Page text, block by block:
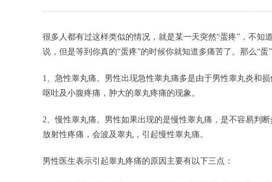
很多人都有过这样类似的情况，就是某一天突然“蛋疼”，不
说，但是等到你真的“蛋疼”的时候你就知道多痛苦了。那么“
1、急性睾丸痛。男性出现急性睾丸痛多是由于男性睾丸炎和
呕吐及小腹疼痛，肿大的睾丸疼痛的现象。
2、慢性睾丸痛。男性如果出现的是慢性睾丸痛，是不容易判
放射性疼痛，会波及睾丸，引起慢性睾丸痛。
男性医生表示引起睾丸疼痛的原因主要有以下三点：